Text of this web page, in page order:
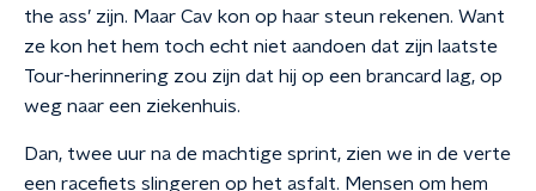
the ass’ zijn. Maar Cav kon op haar steun rekenen. Want
ze kon het hem toch echt niet aandoen dat zijn laatste
Tour-herinnering zou zijn dat hij op een brancard lag, op
weg naar een ziekenhuis.
Dan, twee uur na de machtige sprint, zien we in de verte
een racefiets slingeren op het asfalt. Mensen om hem